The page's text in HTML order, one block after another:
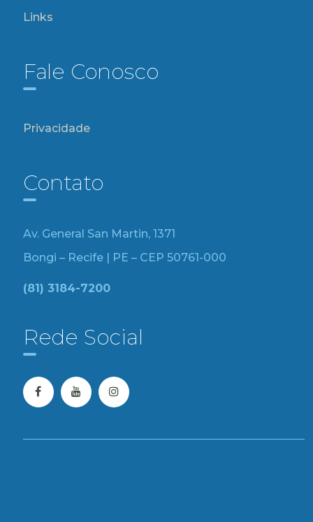
Links
Fale Conosco
Privacidade
Contato
Av. General San Martin, 1371
Bongi – Recife | PE – CEP 50761-000
(81) 3184-7200
Rede Social